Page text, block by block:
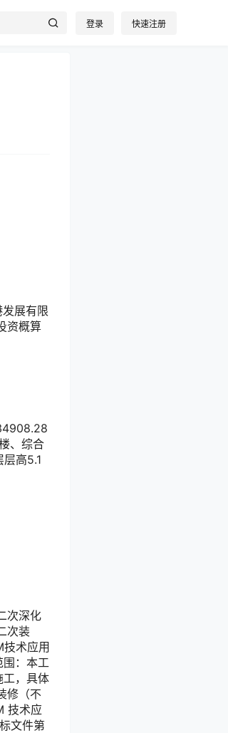
登录 快速注册
展有限
资概算
、综合
高5.1
次深化
次装
技术应用
：本工
，具体
修（不
技术应
文件第